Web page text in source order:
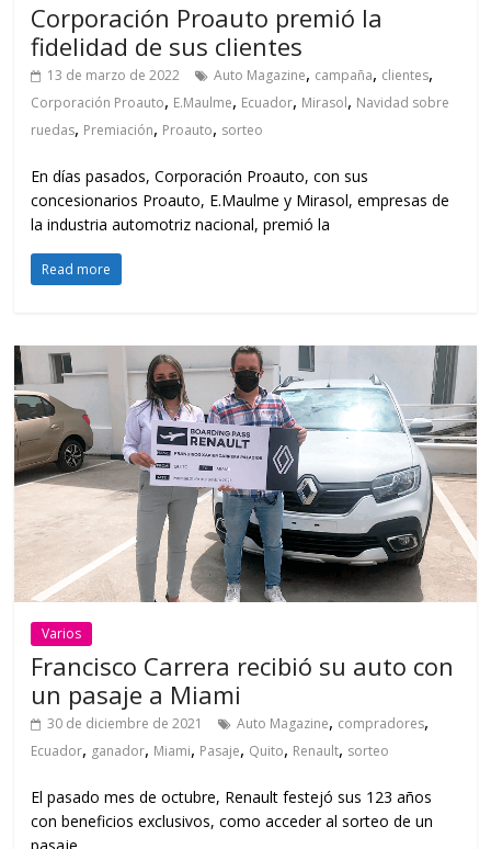
Corporación Proauto premió la
fidelidad de sus clientes
13 de marzo de 2022 Auto Magazine, campaña, clientes,
Corporación Proauto, E.Maulme, Ecuador, Mirasol, Navidad sobre
ruedas, Premiación, Proauto, sorteo
En días pasados, Corporación Proauto, con sus
concesionarios Proauto, E.Maulme y Mirasol, empresas de
la industria automotriz nacional, premió la
Read more
Varios
Francisco Carrera recibió su auto con
un pasaje a Miami
30 de diciembre de 2021 Auto Magazine, compradores,
Ecuador, ganador, Miami, Pasaje, Quito, Renault, sorteo
El pasado mes de octubre, Renault festejó sus 123 años
con beneficios exclusivos, como acceder al sorteo de un